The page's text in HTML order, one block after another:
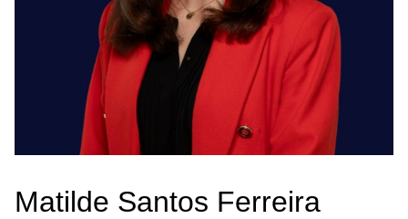
Matilde Santos Ferreira